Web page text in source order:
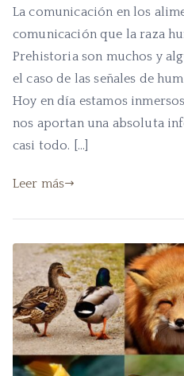
La comunicación en los
comunicación que la raza
Prehistoria son muchos y
el caso de las señales de
Hoy en día estamos
nos aportan una absoluta
casi todo. […]
Leer más